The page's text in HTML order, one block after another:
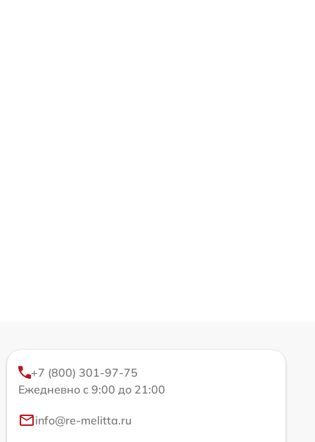
+7 (800) 301-97-75
Ежедневно с 9:00 до 21:00
info@re-melitta.ru